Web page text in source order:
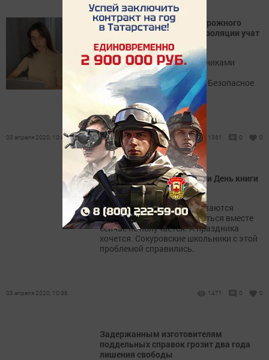
В РТ юных инспекторов дорожного
движения во время самоизоляции учат
дистанционно
ЮИДовцы вместе с наставниками
продолжают подготовку к
Всероссийскому конкурсу «Безопасное
колесо».
03 апреля 2020, 10:43 1361 0 0
Сокуровские дети отметили День книги
дистанционно
Ну что делать, так складываются
обстоятельства, что собраться вместе
сейчас не получается. А праздника
хочется. Сокуровские школьники с этой
проблемой справились.
03 апреля 2020, 10:36 1471 0 0
Задержанным изготовителям
поддельных справок грозит два года
лишения свободы